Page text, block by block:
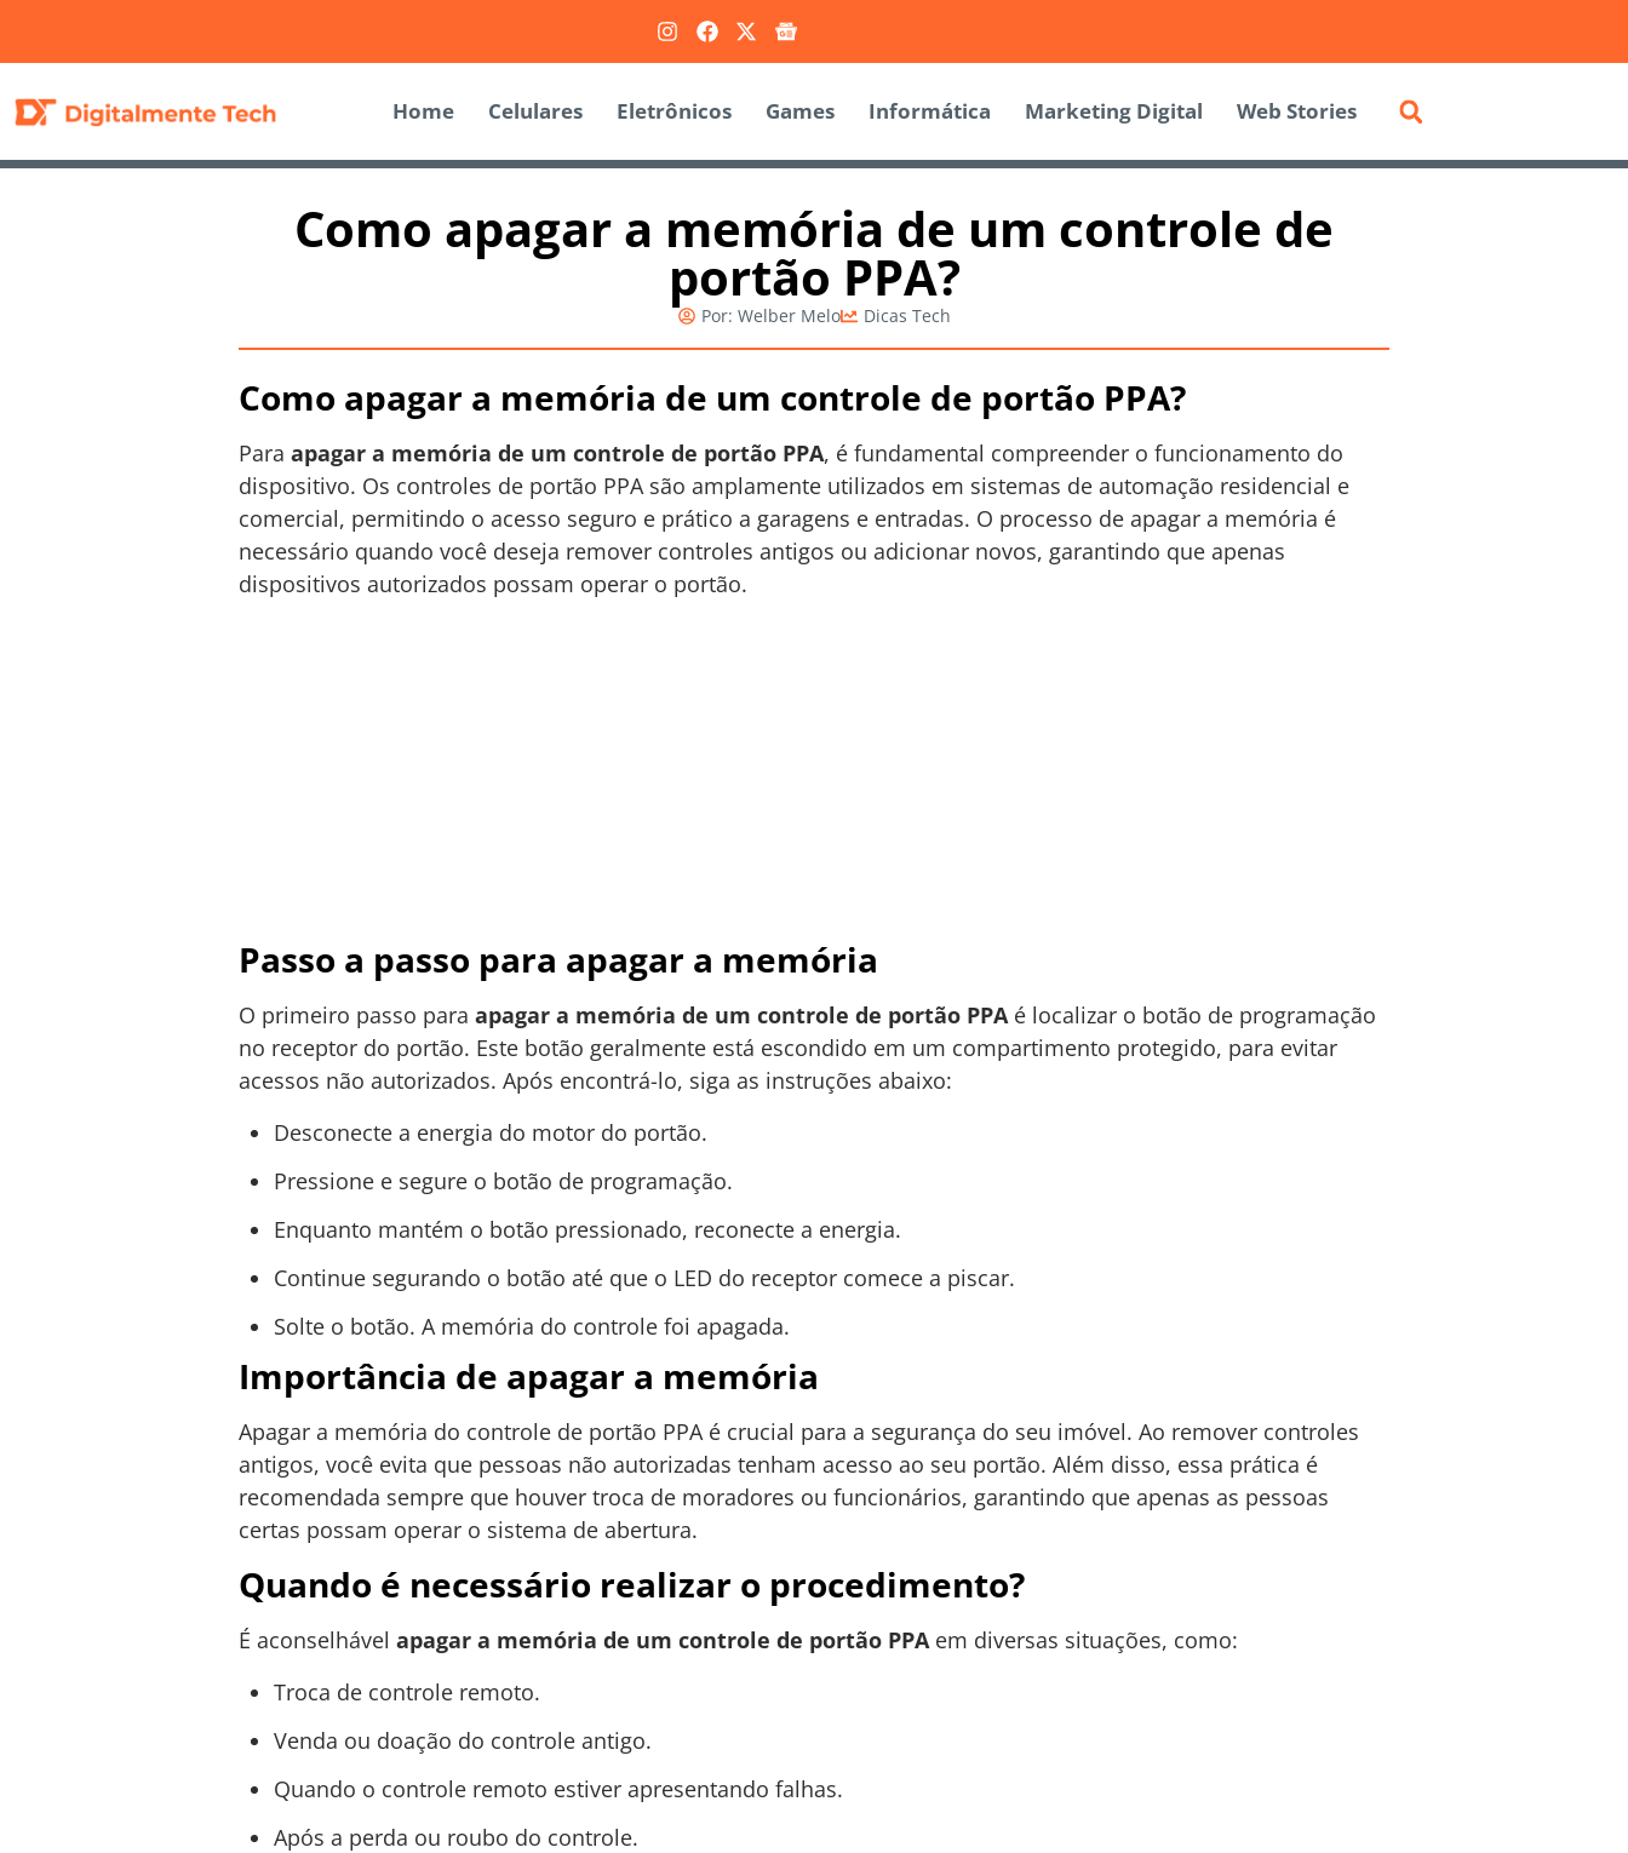
Home Celulares Eletrônicos Games Informática Marketing Digital Web Stories
Como apagar a memória de um controle de
portão PPA?
Por: Welber Melo Dicas Tech
Como apagar a memória de um controle de portão PPA?
Para apagar a memória de um controle de portão PPA, é fundamental compreender o funcionamento do
dispositivo. Os controles de portão PPA são amplamente utilizados em sistemas de automação residencial e
comercial, permitindo o acesso seguro e prático a garagens e entradas. O processo de apagar a memória é
necessário quando você deseja remover controles antigos ou adicionar novos, garantindo que apenas
dispositivos autorizados possam operar o portão.
Passo a passo para apagar a memória
O primeiro passo para apagar a memória de um controle de portão PPA é localizar o botão de programação
no receptor do portão. Este botão geralmente está escondido em um compartimento protegido, para evitar
acessos não autorizados. Após encontrá-lo, siga as instruções abaixo:
Desconecte a energia do motor do portão.
Pressione e segure o botão de programação.
Enquanto mantém o botão pressionado, reconecte a energia.
Continue segurando o botão até que o LED do receptor comece a piscar.
Solte o botão. A memória do controle foi apagada.
Importância de apagar a memória
Apagar a memória do controle de portão PPA é crucial para a segurança do seu imóvel. Ao remover controles
antigos, você evita que pessoas não autorizadas tenham acesso ao seu portão. Além disso, essa prática é
recomendada sempre que houver troca de moradores ou funcionários, garantindo que apenas as pessoas
certas possam operar o sistema de abertura.
Quando é necessário realizar o procedimento?
É aconselhável apagar a memória de um controle de portão PPA em diversas situações, como:
Troca de controle remoto.
Venda ou doação do controle antigo.
Quando o controle remoto estiver apresentando falhas.
Após a perda ou roubo do controle.